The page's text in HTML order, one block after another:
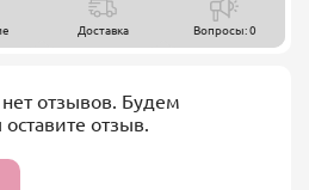
Доставка Вопросы: 0
отзывов. Будем
отзыв.